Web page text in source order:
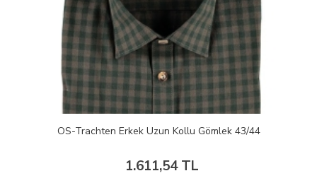
OS-Trachten Erkek Uzun Kollu Gömlek 43/44
1.611,54 TL